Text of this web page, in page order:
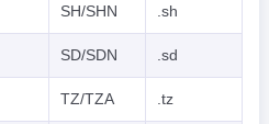
SH/SHN .sh
SD/SDN .sd
TZ/TZA .tz